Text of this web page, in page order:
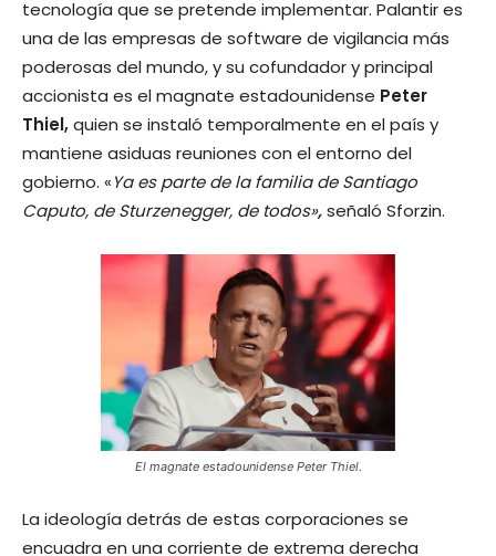
tecnología que se pretende implementar. Palantir es
una de las empresas de software de vigilancia más
poderosas del mundo, y su cofundador y principal
accionista es el magnate estadounidense Peter
Thiel,quien se instaló temporalmente en el país y
mantiene asiduas reuniones con el entorno del
gobierno. «Ya es parte de la familia de Santiago
Caputo, de Sturzenegger, de todos»,señaló Sforzin.
El magnate estadounidense Peter Thiel.
La ideología detrás de estas corporaciones se
encuadra en una corriente de extrema derecha